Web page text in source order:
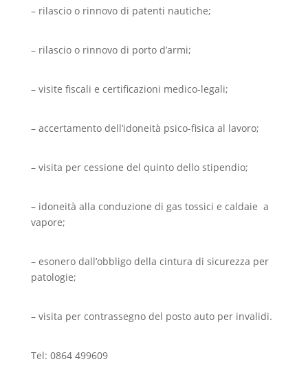
– rilascio o rinnovo di patenti nautiche;
– rilascio o rinnovo di porto d’armi;
– visite fiscali e certificazioni medico-legali;
– accertamento dell’idoneità psico-fisica al lavoro;
– visita per cessione del quinto dello stipendio;
– idoneità alla conduzione di gas tossici e caldaie a
vapore;
– esonero dall’obbligo della cintura di sicurezza per
patologie;
– visita per contrassegno del posto auto per invalidi.
Tel: 0864 499609